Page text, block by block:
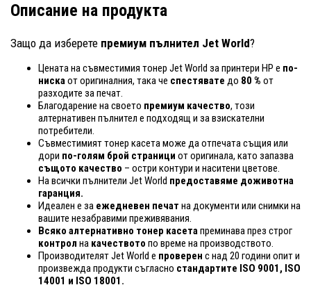
Описание на продукта
Защо да изберете премиум пълнител Jet World?
Цената на съвместимия тонер Jet World за принтери HP е по-
нискаот оригиналния, така че спестявате до 80 % от
разходите за печат.
Благодарение на своето премиум качество, този
алтернативен пълнител е подходящ и за взискателни
потребители.
Съвместимият тонер касета може да отпечата същия или
дори по-голям брой страници от оригинала, като запазва
същото качество – остри контури и наситени цветове.
На всички пълнители Jet World предоставяме доживотна
гаранция.
Идеален е за ежедневен печат на документи или снимки на
вашите незабравими преживявания.
Всяко алтернативно тонер касетапреминава през строг
контрол на качеството по време на производството.
Производителят Jet World е проверен с над 20 години опит и
произвежда продукти съгласно стандартите ISO 9001, ISO
14001 и ISO 18001.